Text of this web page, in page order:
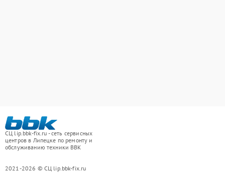
СЦ lip.bbk-fix.ru - сеть сервисных
центров в Липецке по ремонту и
обслуживанию техники BBK
2021-2026 © СЦ lip.bbk-fix.ru